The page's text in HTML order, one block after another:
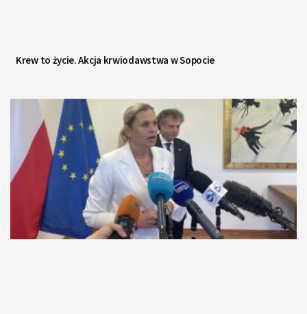
Krew to życie. Akcja krwiodawstwa w Sopocie